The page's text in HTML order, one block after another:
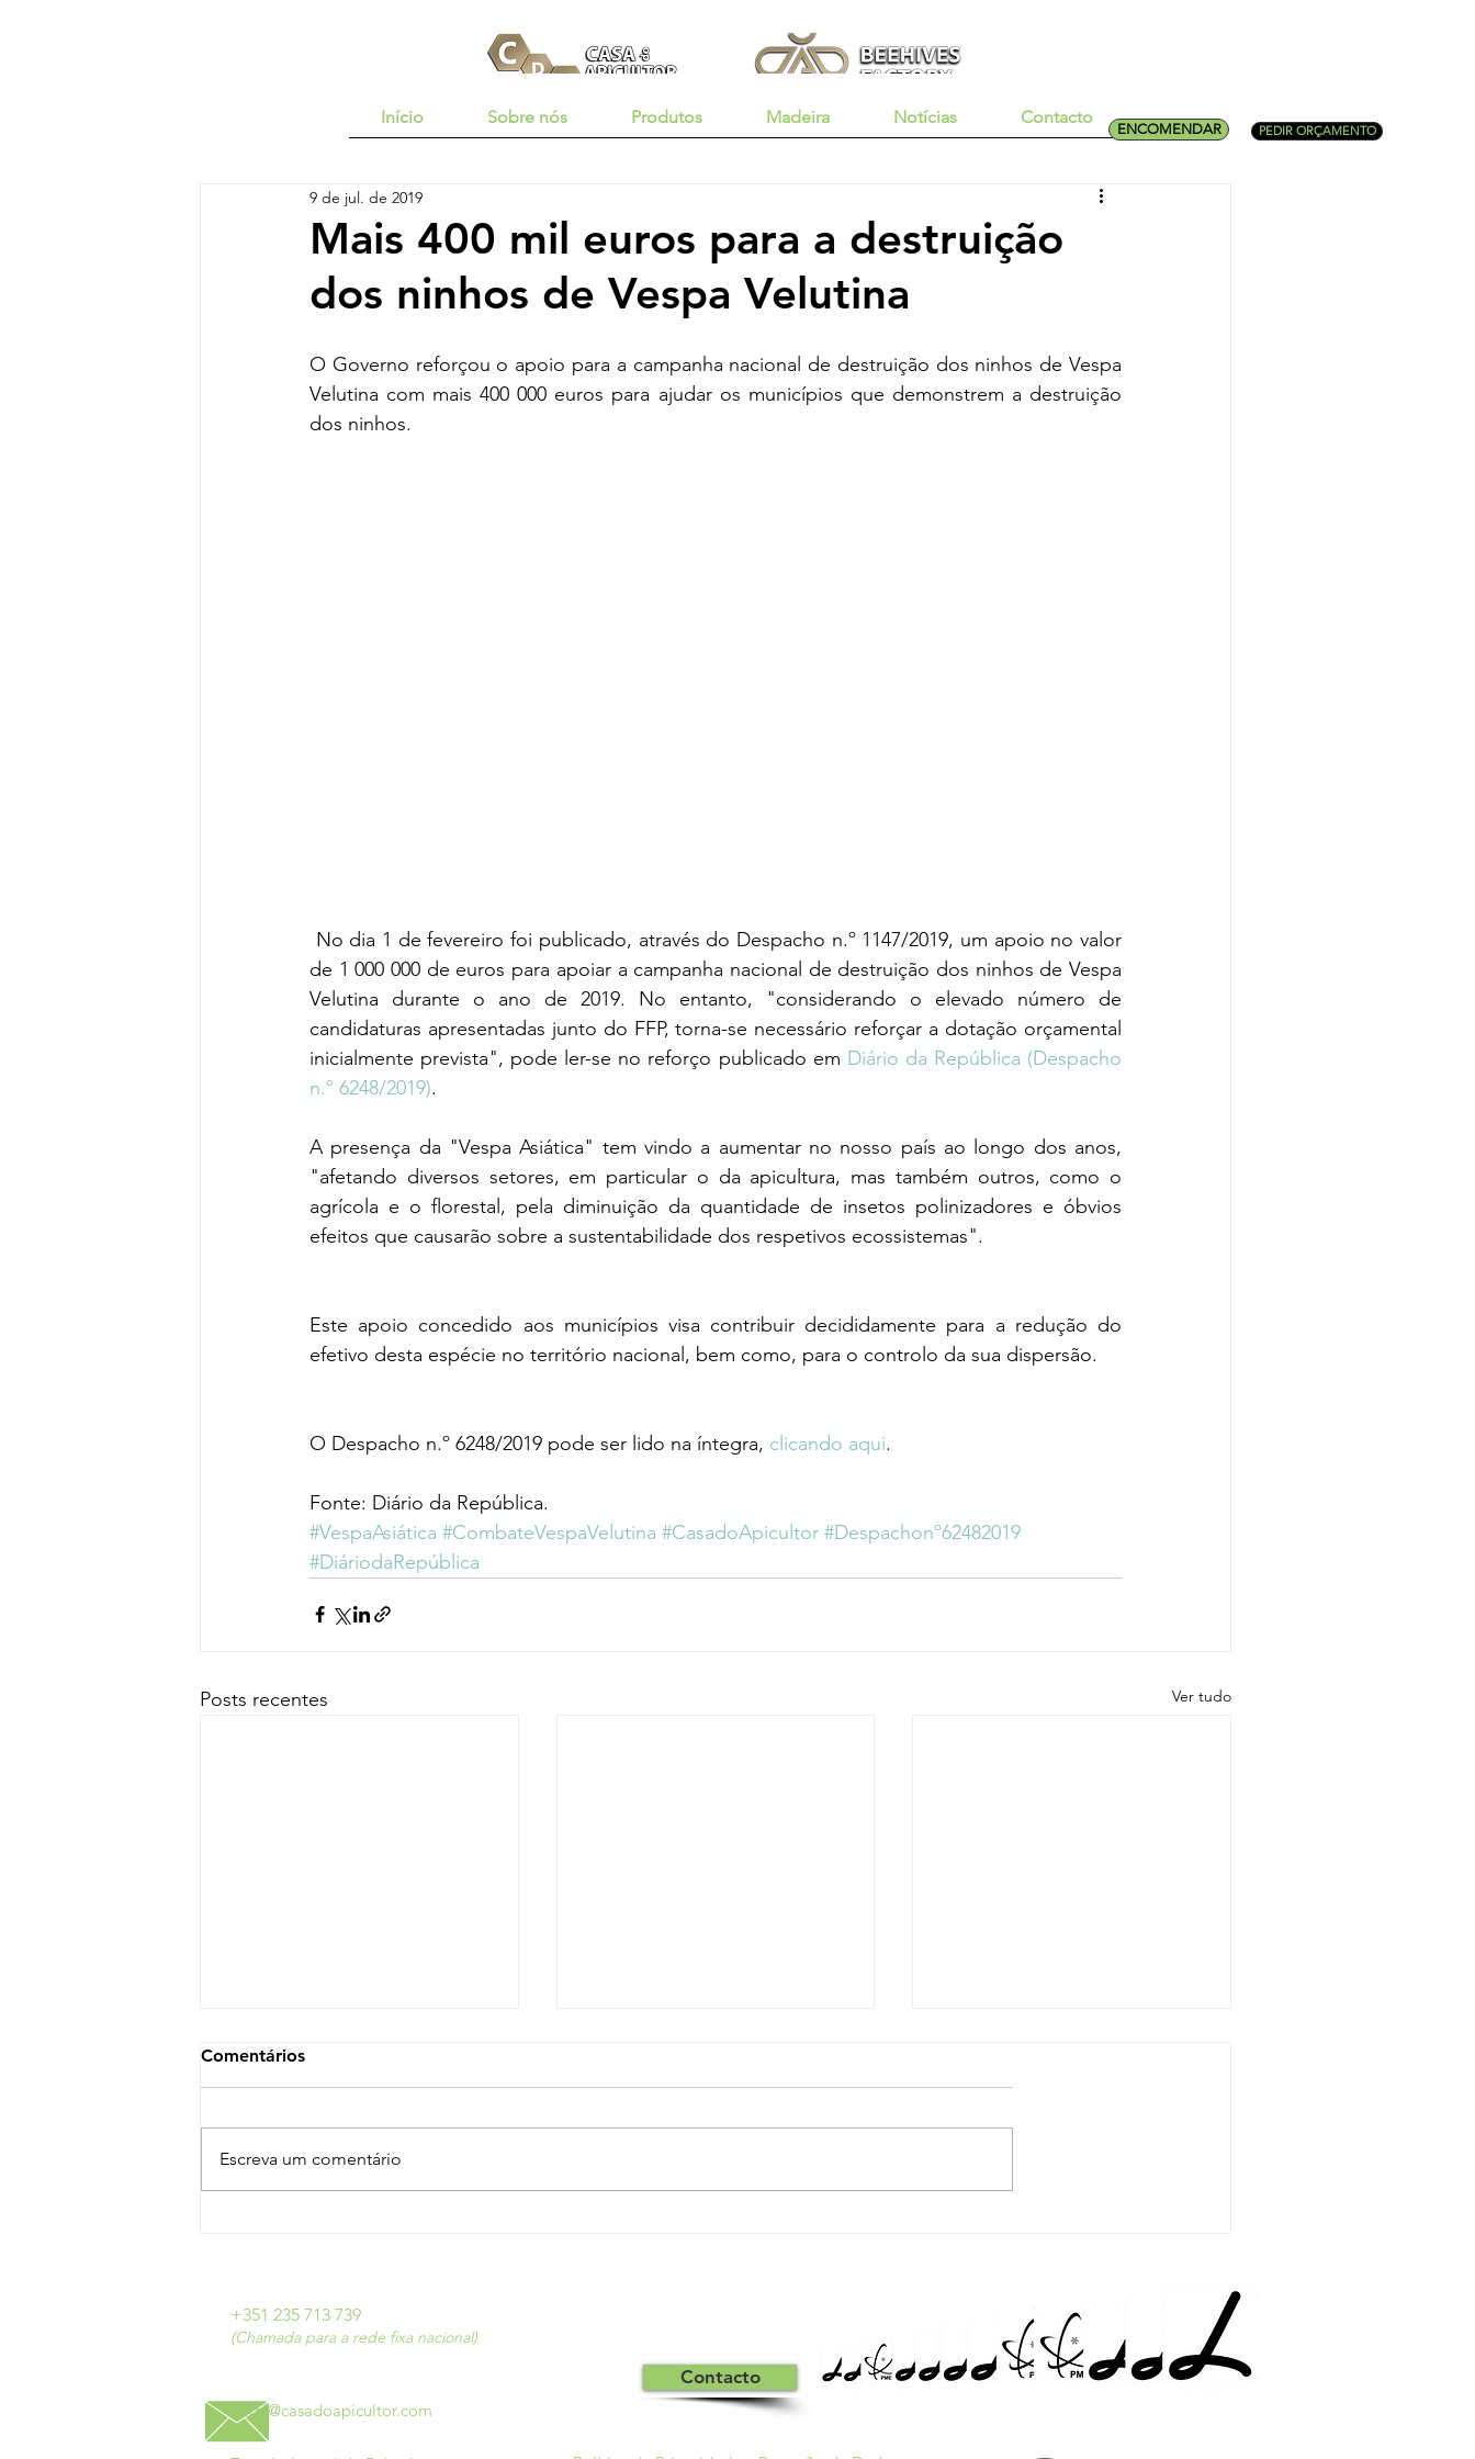
Mais 400 mil euros para a destruição
dos ninhos de Vespa Velutina
9 de jul. de 2019
O Governo reforçou o apoio para a campanha nacional de destruição dos ninhos de Vespa
Velutina com mais 400 000 euros para ajudar os municípios que demonstrem a destruição
dos ninhos.
de 1 000 000 de euros para apoiar a campanha nacional de destruição dos ninhos de Vespa
Velutina durante o ano de 2019. No entanto, "considerando o elevado número de
candidaturas apresentadas junto do FFP, torna-se necessário reforçar a dotação orçamental
inicialmente prevista", pode ler-se no reforço publicado em Diário da República (Despacho
n.º 6248/2019).
A presença da "Vespa Asiática" tem vindo a aumentar no nosso país ao longo dos anos,
"afetando diversos setores, em particular o da apicultura, mas também outros, como o
agrícola e o florestal, pela diminuição da quantidade de insetos polinizadores e óbvios
efeitos que causarão sobre a sustentabilidade dos respetivos ecossistemas".
Este apoio concedido aos municípios visa contribuir decididamente para a redução do
efetivo desta espécie no território nacional, bem como, para o controlo da sua dispersão.
O Despacho n.º 6248/2019 pode ser lido na íntegra, clicando aqui.
Fonte: Diário da República.
#VespaAsiática #CombateVespaVelutina #CasadoApicultor #Despachonº62482019
#DiáriodaRepública
Posts recentes Ver tudo
Comentários
Escreva um comentário
Início Sobre nós Produtos Madeira Notícias Contacto
ENCOMENDAR PEDIR ORÇAMENTO
+351 235 713 739
(Chamada para a rede fixa nacional)
geral@casadoapicultor.com
Contacto